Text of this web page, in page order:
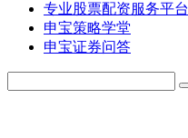
专业股票配资服务平台
申宝策略学堂
申宝证券问答